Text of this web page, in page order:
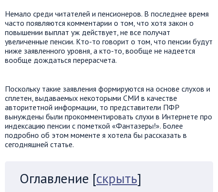
Немало среди читателей и пенсионеров. В последнее время
часто появляются комментарии о том, что хотя закон о
повышении выплат уж действует, не все получат
увеличенные пенсии. Кто-то говорит о том, что пенсии будут
ниже заявленного уровня, а кто-то, вообще не надеется
вообще дождаться перерасчета.
Поскольку такие заявления формируются на основе слухов и
сплетен, выдаваемых некоторыми СМИ в качестве
авторитетной информации, то представители ПФР
вынуждены были прокомментировать слухи в Интернете про
индексацию пенсии с пометкой «Фантазеры!». Более
подробно об этом моменте я хотела бы рассказать в
сегодняшней статье.
Оглавление [скрыть]